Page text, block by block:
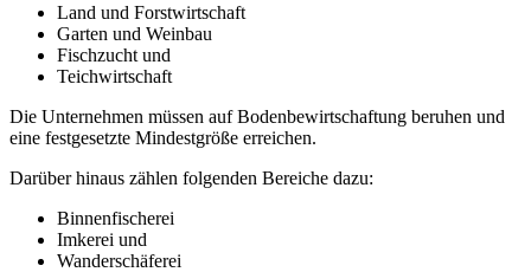
Land und Forstwirtschaft
Garten und Weinbau
Fischzucht und
Teichwirtschaft
Die Unternehmen müssen auf Bodenbewirtschaftung beruhen und
eine festgesetzte Mindestgröße erreichen.
Darüber hinaus zählen folgenden Bereiche dazu:
Binnenfischerei
Imkerei und
Wanderschäferei